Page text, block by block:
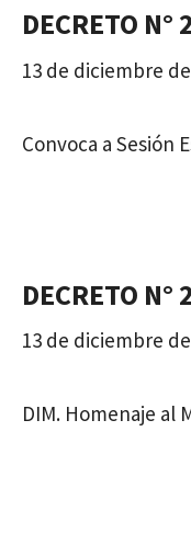
DECRETO
13 de diciembre
Convoca a Sesión
DECRETO
13 de diciembre
DIM. Homenaje al